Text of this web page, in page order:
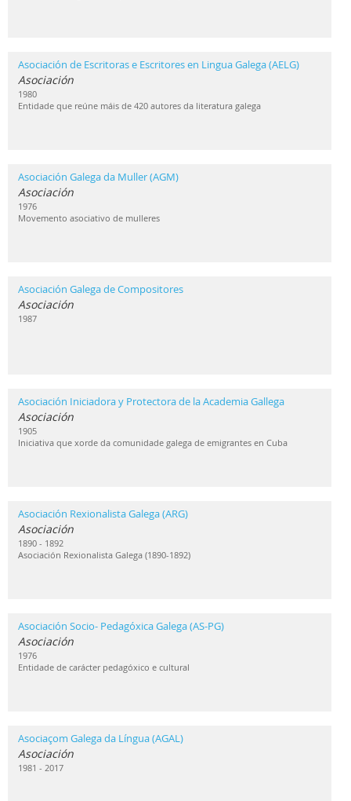
Asociación de Escritoras e Escritores en Lingua Galega (AELG)
Asociación
1980
Entidade que reúne máis de 420 autores da literatura galega
Asociación Galega da Muller (AGM)
Asociación
1976
Movemento asociativo de mulleres
Asociación Galega de Compositores
Asociación
1987
Asociación Iniciadora y Protectora de la Academia Gallega
Asociación
1905
Iniciativa que xorde da comunidade galega de emigrantes en Cuba
Asociación Rexionalista Galega (ARG)
Asociación
1890 - 1892
Asociación Rexionalista Galega (1890-1892)
Asociación Socio- Pedagóxica Galega (AS-PG)
Asociación
1976
Entidade de carácter pedagóxico e cultural
Asociaçom Galega da Língua (AGAL)
Asociación
1981 - 2017